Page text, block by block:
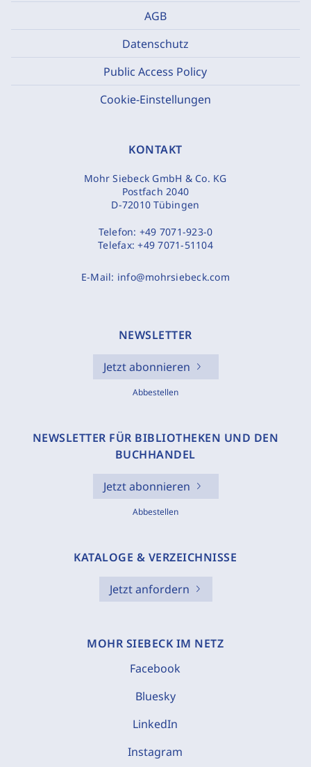
AGB
Datenschutz
Public Access Policy
Cookie-Einstellungen
KONTAKT
Mohr Siebeck GmbH & Co. KG
Postfach 2040
D-72010 Tübingen
Telefon: +49 7071-923-0
Telefax:+49 7071-51104
E-Mail: info@mohrsiebeck.com
NEWSLETTER
Jetzt abonnieren
Abbestellen
NEWSLETTER FÜR BIBLIOTHEKEN UND DEN
BUCHHANDEL
Jetzt abonnieren
Abbestellen
KATALOGE & VERZEICHNISSE
Jetzt anfordern
MOHR SIEBECK IM NETZ
Facebook
Bluesky
LinkedIn
Instagram